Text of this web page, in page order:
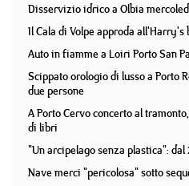
Disservizio idrico a Olbia
Il Cala di Volpe approda all'Harry's
Auto in fiamme a Loiri Porto San
Scippato orologio di lusso a Porto
due persone
A Porto Cervo concerto al
di libri
"Un arcipelago senza plastica":
Nave merci "pericolosa" sotto